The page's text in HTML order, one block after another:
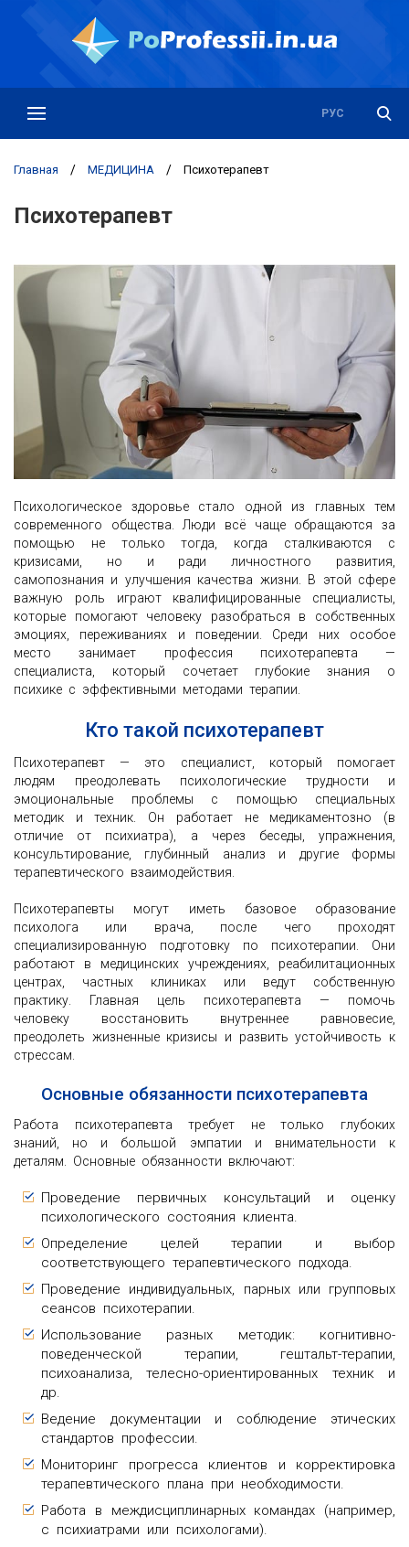
РУС
УКР
Главная / МЕДИЦИНА / Психотерапевт
Психотерапевт
Психологическое здоровье стало одной из главных тем
современного общества. Люди всё чаще обращаются за
помощью не только тогда, когда сталкиваются с
кризисами, но и ради личностного развития,
самопознания и улучшения качества жизни. В этой сфере
важную роль играют квалифицированные специалисты,
которые помогают человеку разобраться в собственных
эмоциях, переживаниях и поведении. Среди них особое
место занимает профессия психотерапевта —
специалиста, который сочетает глубокие знания о
психике с эффективными методами терапии.
Кто такой психотерапевт
Психотерапевт — это специалист, который помогает
людям преодолевать психологические трудности и
эмоциональные проблемы с помощью специальных
методик и техник. Он работает не медикаментозно (в
отличие от психиатра), а через беседы, упражнения,
консультирование, глубинный анализ и другие формы
терапевтического взаимодействия.
Психотерапевты могут иметь базовое образование
психолога или врача, после чего проходят
специализированную подготовку по психотерапии. Они
работают в медицинских учреждениях, реабилитационных
центрах, частных клиниках или ведут собственную
практику. Главная цель психотерапевта — помочь
человеку восстановить внутреннее равновесие,
преодолеть жизненные кризисы и развить устойчивость к
стрессам.
Основные обязанности психотерапевта
Работа психотерапевта требует не только глубоких
знаний, но и большой эмпатии и внимательности к
деталям. Основные обязанности включают:
Проведение первичных консультаций и оценку
психологического состояния клиента.
Определение целей терапии и выбор
соответствующего терапевтического подхода.
Проведение индивидуальных, парных или групповых
сеансов психотерапии.
Использование разных методик: когнитивно-
поведенческой терапии, гештальт-терапии,
психоанализа, телесно-ориентированных техник и
др.
Ведение документации и соблюдение этических
стандартов профессии.
Мониторинг прогресса клиентов и корректировка
терапевтического плана при необходимости.
Работа в междисциплинарных командах (например,
с психиатрами или психологами).